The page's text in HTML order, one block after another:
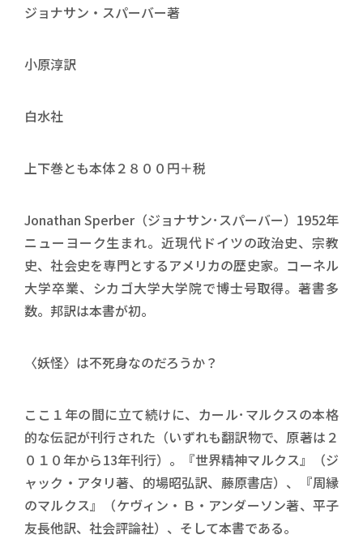
ジョナサン・スパーバー著
小原淳訳
白水社
上下巻とも本体２８００円＋税
Jonathan Sperber（ジョナサン･スパーバー）1952年
ニューヨーク生まれ。近現代ドイツの政治史、宗教
史、社会史を専門とするアメリカの歴史家。コーネル
大学卒業、シカゴ大学大学院で博士号取得。著書多
数。邦訳は本書が初。
〈妖怪〉は不死身なのだろうか？
ここ１年の間に立て続けに、カール･マルクスの本格
的な伝記が刊行された（いずれも翻訳物で、原著は２
０１０年から13年刊行）。『世界精神マルクス』（ジ
ャック・アタリ著、的場昭弘訳、藤原書店）、『周縁
のマルクス』（ケヴィン・Ｂ・アンダーソン著、平子
友長他訳、社会評論社）、そして本書である。